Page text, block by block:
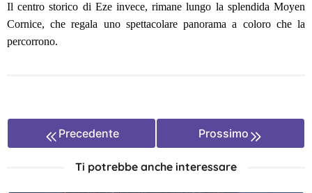
Il centro storico di Eze invece, rimane lungo la splendida Moyen
Cornice, che regala uno spettacolare panorama a coloro che la
percorrono.
Precedente Prossimo
Ti potrebbe anche interessare